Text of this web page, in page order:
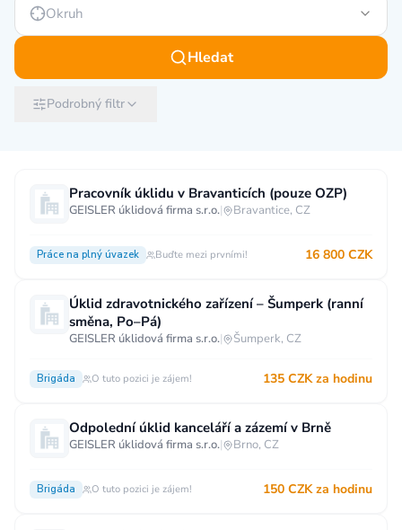
Okruh
Hledat
Podrobný filtr
Pracovník úklidu v Bravanticích (pouze OZP)
GEISLER úklidová firma s.r.o.| Bravantice, CZ
Práce na plný úvazek Buďte mezi prvními! 16 800 CZK
Úklid zdravotnického zařízení – Šumperk (ranní
směna, Po–Pá)
GEISLER úklidová firma s.r.o.| Šumperk, CZ
Brigáda O tuto pozici je zájem! 135 CZK za hodinu
Odpolední úklid kanceláří a zázemí v Brně
GEISLER úklidová firma s.r.o.| Brno, CZ
Brigáda O tuto pozici je zájem! 150 CZK za hodinu
Měsíční plat
40 000 CZK a více
60 000 CZK a více
Ostatní mzdy
za hodinu
Práce na plný úvazek
Práce na zkrácený úvazek
Krátkodobá práce